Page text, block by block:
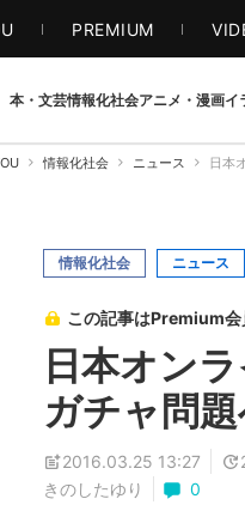
PREMIUM
本・文芸情報化社会アニメ・漫画イ
情報化社会 ニュース 日本
情報化社会 ニュース
この記事はPremium会
日本オン
ガチャ問
2016.03.25 13:27
きのしたゆり
0